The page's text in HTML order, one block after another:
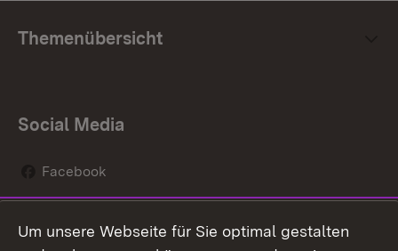
Themenübersicht
Social Media
Facebook
Social Wall
Um unsere Webseite für Sie optimal gestalten